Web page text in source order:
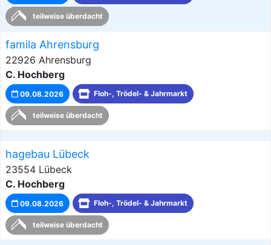
teilweise überdacht
famila Ahrensburg
22926 Ahrensburg
C. Hochberg
09.08.2026 Floh-, Trödel- & Jahrmarkt
teilweise überdacht
hagebau Lübeck
23554 Lübeck
C. Hochberg
09.08.2026 Floh-, Trödel- & Jahrmarkt
teilweise überdacht